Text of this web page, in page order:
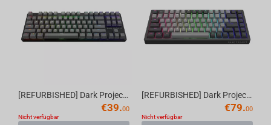
[REFURBISHED] Dark Project One KD87A Black - Gateron Mech. Red RGB (ENG)
€39.00
Nicht verfügbar
[REFURBISHED] Dark Project KD83A Black / Cloud Grey - Gateron Cap Teal RGB (ENG)
€79.00
Nicht verfügbar